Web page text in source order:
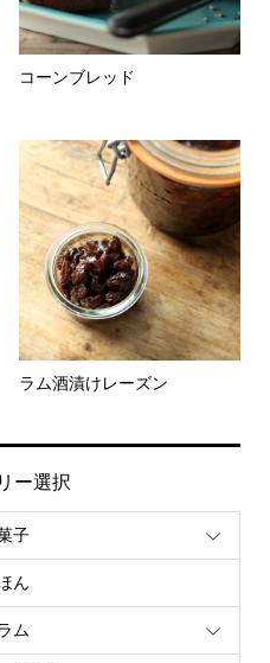
コーンブレッド
ラム酒漬けレーズン
ー選択
子
ん
ム